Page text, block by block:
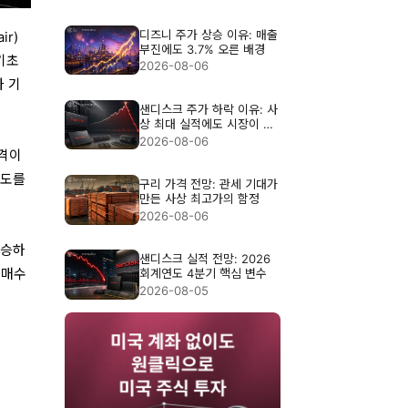
초
기
이
를
하
수
디즈니 주가 상승 이유: 매출
부진에도 3.7% 오른 배경
2026-08-06
샌디스크 주가 하락 이유: 사
상 최대 실적에도 시장이 실
망한 이유
2026-08-06
구리 가격 전망: 관세 기대가
만든 사상 최고가의 함정
2026-08-06
샌디스크 실적 전망: 2026
회계연도 4분기 핵심 변수
2026-08-05